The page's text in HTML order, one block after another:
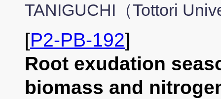
TANIGUCHI（Tottori
[P2-PB-192]
Root exudation
biomass and